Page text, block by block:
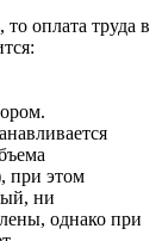
оплата труда в
при этом
ни
однако при